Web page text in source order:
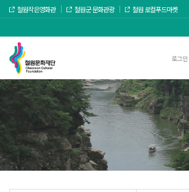
철원작은영화관 철원군 문화관광 철원 로컬푸드마켓
로그인